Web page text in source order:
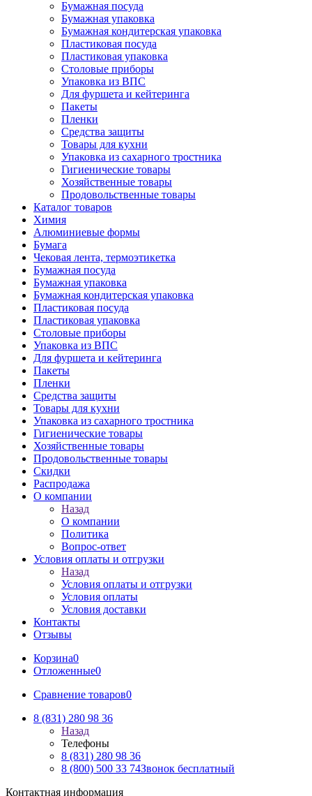
Бумажная посуда
Бумажная упаковка
Бумажная кондитерская упаковка
Пластиковая посуда
Пластиковая упаковка
Столовые приборы
Упаковка из ВПС
Для фуршета и кейтеринга
Пакеты
Пленки
Средства защиты
Товары для кухни
Упаковка из сахарного тростника
Гигиенические товары
Хозяйственные товары
Продовольственные товары
Каталог товаров
Химия
Алюминиевые формы
Бумага
Чековая лента, термоэтикетка
Бумажная посуда
Бумажная упаковка
Бумажная кондитерская упаковка
Пластиковая посуда
Пластиковая упаковка
Столовые приборы
Упаковка из ВПС
Для фуршета и кейтеринга
Пакеты
Пленки
Средства защиты
Товары для кухни
Упаковка из сахарного тростника
Гигиенические товары
Хозяйственные товары
Продовольственные товары
Скидки
Распродажа
О компании
Назад
О компании
Политика
Вопрос-ответ
Условия оплаты и отгрузки
Назад
Условия оплаты и отгрузки
Условия оплаты
Условия доставки
Контакты
Отзывы
Корзина0
Отложенные0
Сравнение товаров0
8 (831) 280 98 36
Назад
Телефоны
8 (831) 280 98 36
8 (800) 500 33 74Звонок бесплатный
Контактная информация